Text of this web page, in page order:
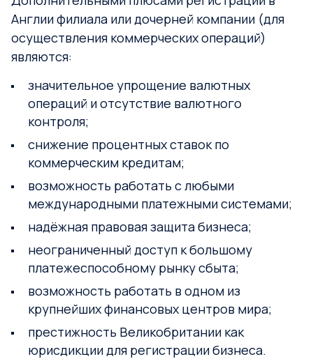
Англии филиала или дочерней компании (для
осуществления коммерческих операций)
являются:
значительное упрощение валютных
операций и отсутствие валютного
контроля;
снижение процентных ставок по
коммерческим кредитам;
возможность работать с любыми
международными платежными системами;
надёжная правовая защита бизнеса;
неограниченный доступ к большому
платежеспособному рынку сбыта;
возможность работать в одном из
крупнейших финансовых центров мира;
престижность Великобритании как
юрисдикции для регистрации бизнеса.